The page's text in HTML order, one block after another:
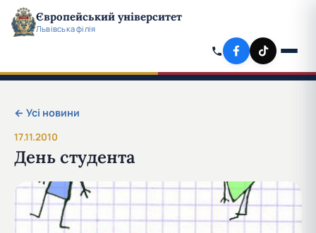
Європейський університет
Львівська філія
← Усі новини
17.11.2010
День студента